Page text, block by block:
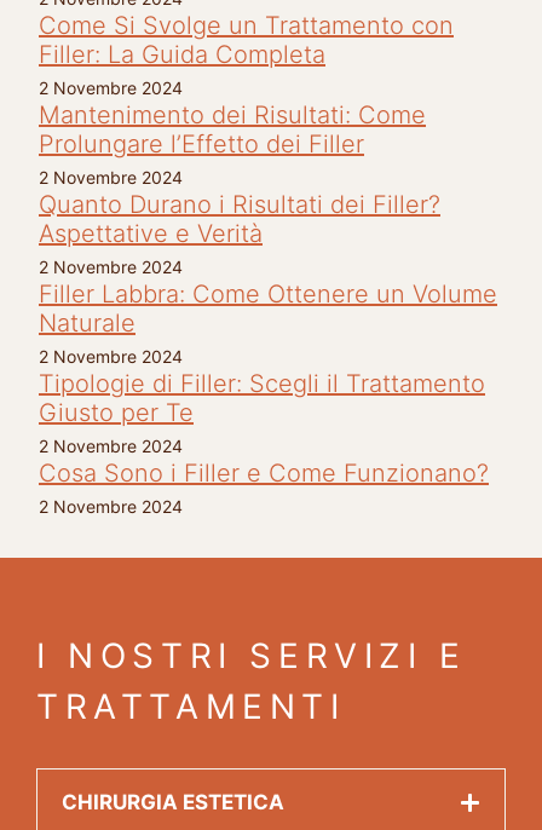
Come Si Svolge un Trattamento con
Filler: La Guida Completa
2 Novembre 2024
Mantenimento dei Risultati: Come
Prolungare l’Effetto dei Filler
2 Novembre 2024
Quanto Durano i Risultati dei Filler?
Aspettative e Verità
2 Novembre 2024
Filler Labbra: Come Ottenere un Volume
Naturale
2 Novembre 2024
Tipologie di Filler: Scegli il Trattamento
Giusto per Te
2 Novembre 2024
Cosa Sono i Filler e Come Funzionano?
2 Novembre 2024
I NOSTRI SERVIZI E
TRATTAMENTI
CHIRURGIA ESTETICA